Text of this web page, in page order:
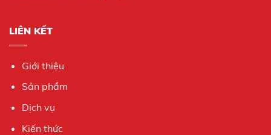
LIÊN KẾT
Giới thiệu
Sản phẩm
Dịch vụ
Kiến thức